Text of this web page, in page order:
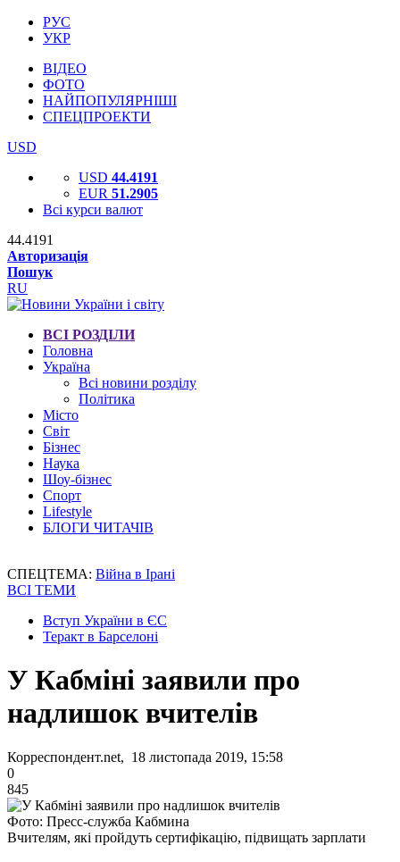
РУС
УКР
ВІДЕО
ФОТО
НАЙПОПУЛЯРНІШІ
СПЕЦПРОЕКТИ
USD
USD 44.4191
EUR 51.2905
Всі курси валют
44.4191
Авторизація
Пошук
RU
ВСІ РОЗДІЛИ
Головна
Україна
Всі новини розділу
Політика
Місто
Світ
Бізнес
Наука
Шоу-бізнес
Спорт
Lifestyle
БЛОГИ ЧИТАЧІВ
СПЕЦТЕМА: Війна в Ірані
ВСІ ТЕМИ
Вступ України в ЄС
Теракт в Барселоні
У Кабміні заявили про
надлишок вчителів
Корреспондент.net, 18 листопада 2019, 15:58
0
845
Фото: Пресс-служба Кабмина
Вчителям, які пройдуть сертифікацію, підвищать зарплати